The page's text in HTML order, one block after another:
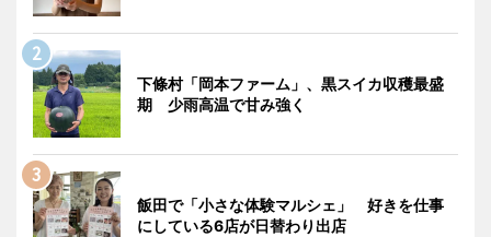
下條村「岡本ファーム」、黒スイカ収穫最盛
期 少雨高温で甘み強く
飯田で「小さな体験マルシェ」 好きを仕事
にしている6店が日替わり出店